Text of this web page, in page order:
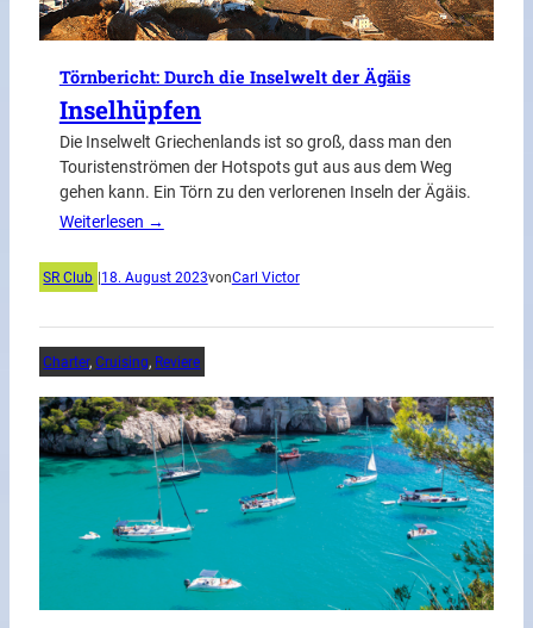
Törnbericht: Durch die Inselwelt der Ägäis
Inselhüpfen
Die Inselwelt Griechenlands ist so groß, dass man den
Touristenströmen der Hotspots gut aus aus dem Weg
gehen kann. Ein Törn zu den verlorenen Inseln der Ägäis.
Weiterlesen →
SR Club |18. August 2023vonCarl Victor
Charter, Cruising, Reviere